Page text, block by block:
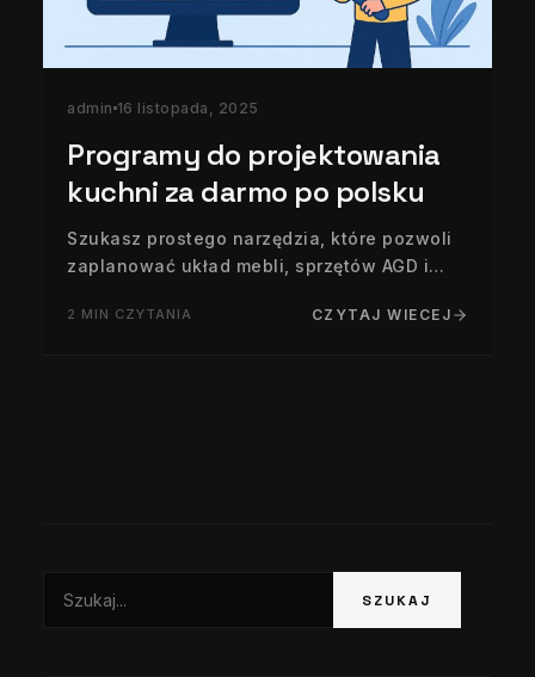
admin 16 listopada, 2025
Programy do projektowania
kuchni za darmo po polsku
Szukasz prostego narzędzia, które pozwoli
zaplanować układ mebli, sprzętów AGD i
z podglądem 3D? Poniżej znajdziesz
2 MIN CZYTANIA CZYTAJ WIECEJ
SZUKAJ